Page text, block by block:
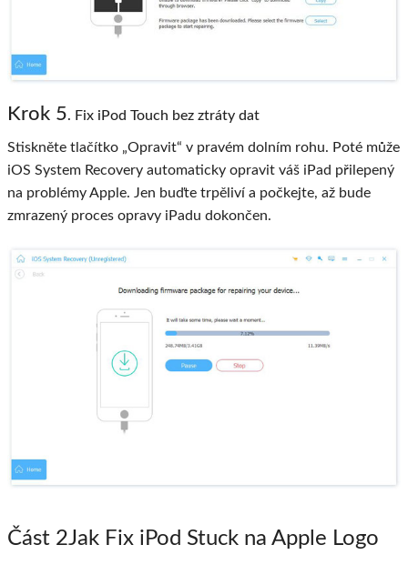
Krok 5. Fix iPod Touch bez ztráty dat
Stiskněte tlačítko „Opravit“ v pravém dolním rohu. Poté může
iOS System Recovery automaticky opravit váš iPad přilepený
na problémy Apple. Jen buďte trpěliví a počkejte, až bude
zmrazený proces opravy iPadu dokončen.
Část 2Jak Fix iPod Stuck na Apple Logo